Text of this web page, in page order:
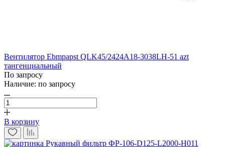
Вентилятор Ebmpapst QLK45/2424A18-3038LH-51 azt
тангенциальный
По запросу
Наличие: по запросу
В корзину